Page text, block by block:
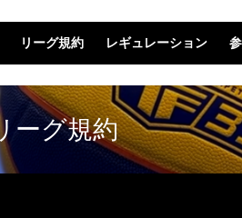
リーグ規約 レギュレーション
ーグ規約